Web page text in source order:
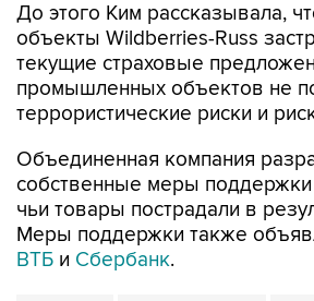
До этого Ким рассказывала,
объекты Wildberries-Russ
текущие страховые
промышленных объектов не
террористические риски и
Объединенная компания
собственные меры
чьи товары пострадали в
Меры поддержки также
ВТБ и Сбербанк.